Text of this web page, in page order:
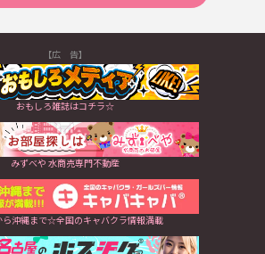
【広 告】
おもしろ雑誌はコチラ☆
みずべや 水商売専門不動産
ら沖縄まで☆全国のキャバクラ情報満載